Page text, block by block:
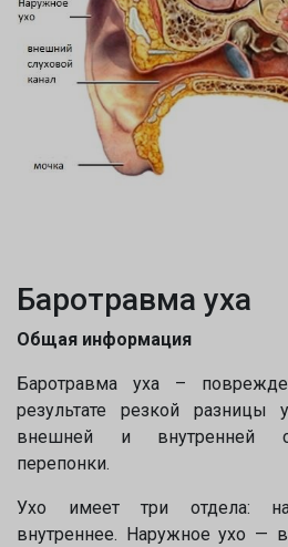
Баротравма уха
Общая информация
Баротравма уха –
результате резкой разницы
внешней и внутренней
перепонки.
Ухо имеет три отдела:
внутреннее. Наружное ухо —